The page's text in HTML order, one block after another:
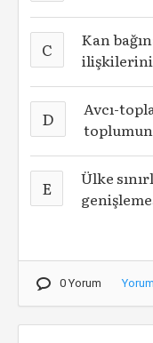
C
Kan
D
Avcı-
E
Ülke
0 Yorum